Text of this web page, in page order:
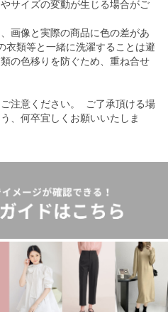
サイズの変動が生じる場合がご
画像と実際の商品に色の差があ
類等と一緒に洗濯することは避
の色移りを防ぐため、重ね合せ
注意ください。 ご了承頂ける場
、何卒宜しくお願いいたしま